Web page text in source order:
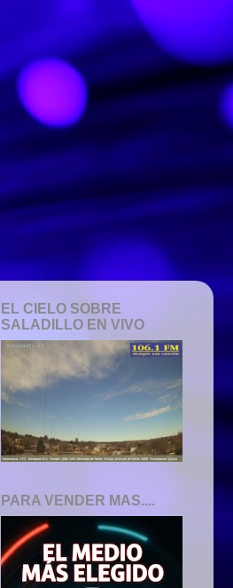
EL CIELO SOBRE
SALADILLO EN VIVO
PARA VENDER MAS....